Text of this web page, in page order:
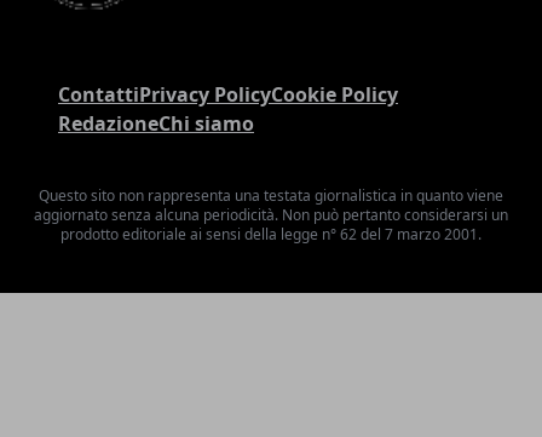
ContattiPrivacy PolicyCookie Policy
RedazioneChi siamo
Questo sito non rappresenta una testata giornalistica in quanto viene
aggiornato senza alcuna periodicità. Non può pertanto considerarsi un
prodotto editoriale ai sensi della legge n° 62 del 7 marzo 2001.